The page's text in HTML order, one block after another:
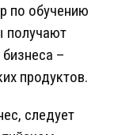
по обучению
получают
–
продуктов.
следует